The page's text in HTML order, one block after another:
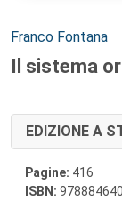
Autori:
Franco Fontana
Il sistema
EDIZIONE A
Pagine: 416
ISBN: